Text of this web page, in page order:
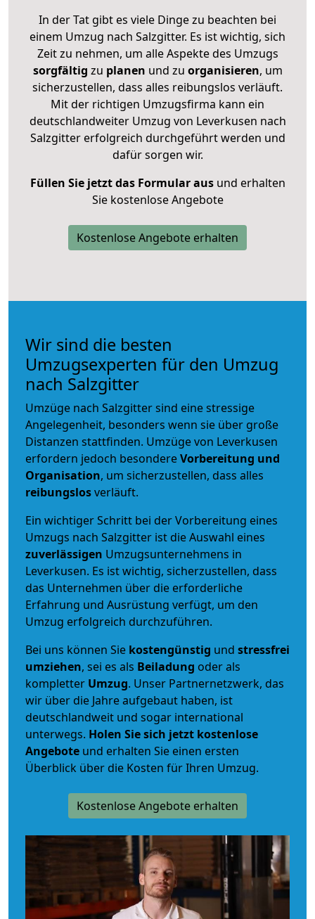
In der Tat gibt es viele Dinge zu beachten bei
einem Umzug nach Salzgitter. Es ist wichtig, sich
Zeit zu nehmen, um alle Aspekte des Umzugs
sorgfältig zu planen und zu organisieren, um
sicherzustellen, dass alles reibungslos verläuft.
Mit der richtigen Umzugsfirma kann ein
deutschlandweiter Umzug von Leverkusen nach
Salzgitter erfolgreich durchgeführt werden und
dafür sorgen wir.
Füllen Sie jetzt das Formular ausund erhalten
Sie kostenlose Angebote
Kostenlose Angebote erhalten
Wir sind die besten
Umzugsexperten für den Umzug
nach Salzgitter
Umzüge nach Salzgitter sind eine stressige
Angelegenheit, besonders wenn sie über große
Distanzen stattfinden. Umzüge von Leverkusen
erfordern jedoch besondereVorbereitung und
Organisation, um sicherzustellen, dass alles
reibungslosverläuft.
Ein wichtiger Schritt bei der Vorbereitung eines
Umzugs nach Salzgitter ist die Auswahl eines
zuverlässigen Umzugsunternehmens in
Leverkusen. Es ist wichtig, sicherzustellen, dass
das Unternehmen über die erforderliche
Erfahrung und Ausrüstung verfügt, um den
Umzug erfolgreich durchzuführen.
Bei uns können Sie kostengünstig und stressfrei
umziehen, sei es als Beiladung oder als
kompletter Umzug. Unser Partnernetzwerk, das
wir über die Jahre aufgebaut haben, ist
deutschlandweit und sogar international
unterwegs. Holen Sie sich jetzt kostenlose
Angebote und erhalten Sie einen ersten
Überblick über die Kosten für Ihren Umzug.
Kostenlose Angebote erhalten